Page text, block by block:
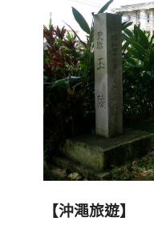
【沖澠旅遊】